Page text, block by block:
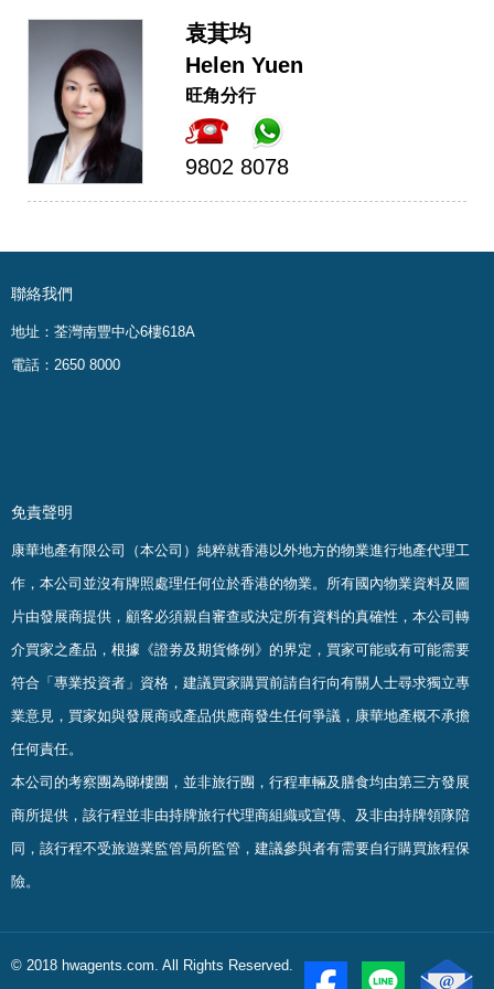
袁萁均
Helen Yuen
旺角分行
9802 8078
聯絡我們
地址：荃灣南豐中心6樓618A
電話：2650 8000
免責聲明
康華地產有限公司（本公司）純粹就香港以外地方的物業進行地產代理工
作，本公司並沒有牌照處理任何位於香港的物業。 所有國內物業資料及圖
片由發展商提供，顧客必須親自審查或決定所有資料的真確性 ， 本公司轉
介買家之產品，根據《證劵及期貨條例》的界定，買家可能或有可能需要
符合「專業投資者」資格，建議買家購買前請自行向有關人士尋求獨立專
業意見，買家如與發展商或產品供應商發生任何爭議，康華地產概不承擔
任何責任。
本公司的考察團為睇樓團，並非旅行團，行程車輛及膳食均由第三方發展
商所提供，該行程並非由持牌旅行代理商組織或宣傳、及非由持牌領隊陪
同，該行程不受旅遊業監管局所監管，建議參與者有需要自行購買旅程保
險。
© 2018 hwagents.com. All Rights Reserved.